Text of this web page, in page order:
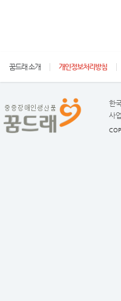
꿈드래 소개 개인정보처리방침
한
사